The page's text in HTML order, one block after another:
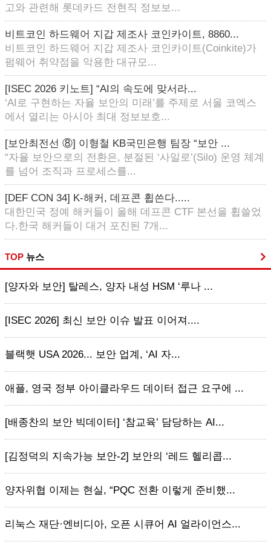
고와 관련해 롯데카드 전현직 정보보...
비트코인 하드웨어 지갑 제조사 코인카이트, 8860...
비트코인 하드웨어 지갑 제조사 코인카이트(Coinkite)가
펌웨어 취약점을 악용한 대규모...
[ISEC 2026 키노트] “AI의 속도에 맞서라...
‘AI로 구현하는 자율 보안의 미래’를 주제로 서울 코엑스
에서 열리는 아시아 최대 정보보호...
[보안최전선 ⑧] 이형철 KB국민은행 팀장 “보안 ...
“자율 보안으로의 전환은, 분절된 ‘사일로’(Silo) 운영 체계
를 넘어 조직과 프로세스를...
[DEF CON 34] K-해커, 데프콘 휩쓴다.....
대한민국 정예 해커들이 올해 데프콘 CTF 본선을 휩쓸었
다.한국 해커들이 대거 포진된 7개...
TOP 뉴스
[양자와 보안] 탈레스, 양자 내성 HSM ‘루나 ...
[ISEC 2026] 최신 보안 이슈 발표 이어져....
블랙햇 USA 2026... 보안 업계, ‘AI 자...
애플, 영국 정부 아이클라우드 데이터 접근 요구에 ...
[배종찬의 보안 빅데이터] ‘참교육’ 담당하는 AI...
[김정덕의 지속가능 보안-2] 보안의 ‘레드 헬리콥...
양자위협 이제는 현실, “PQC 전환 이렇게 준비했...
리눅스 재단·엔비디아, 오픈 시큐어 AI 얼라이언스...